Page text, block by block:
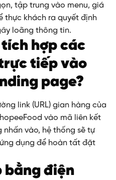
tập trung vào menu, giá
thực khách ra quyết định
loãng thông tin.
hợp các
tiếp vào
page?
link (URL) gian hàng của
vào mã liên kết
nhấn vào, hệ thống sẽ tự
dụng để hoàn tất đặt
bằng điện